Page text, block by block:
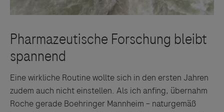
Eine wirkliche Routine wollte sich in den ersten Jahren
zudem auch nicht einstellen. Als ich anfing, übernahm
Roche gerade Boehringer Mannheim – naturgemäß